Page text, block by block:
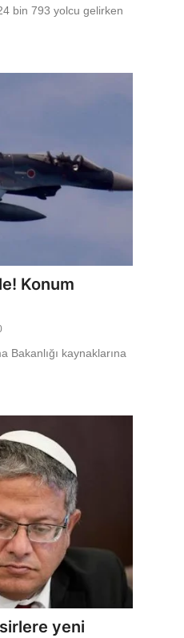
bin 793 yolcu gelirken
Konum
Bakanlığı kaynaklarına
yeni